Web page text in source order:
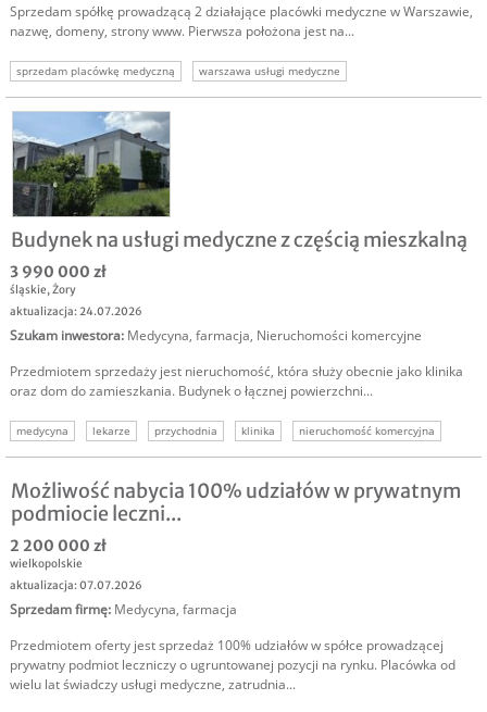
Sprzedam spółkę prowadzącą 2 działające placówki medyczne w Warszawie,
nazwę, domeny, strony www. Pierwsza położona jest na...
sprzedam placówkę medyczną
warszawa usługi medyczne
sprzedam biznes medycyna
sprzedam firmę usługi
sprzedam biznes warszawa
Budynek na usługi medyczne z częścią mieszkalną
3 990 000 zł
śląskie,Żory
aktualizacja: 24.07.2026
Szukam inwestora: Medycyna, farmacja, Nieruchomości komercyjne
Przedmiotem sprzedaży jest nieruchomość, która służy obecnie jako klinika
oraz dom do zamieszkania. Budynek o łącznej powierzchni...
medycyna lekarze przychodnia klinika
nieruchomość komercyjna
usługi medyczne
nieruchomość usługi medyczne
Możliwość nabycia 100% udziałów w prywatnym
podmiocie leczni...
2 200 000 zł
wielkopolskie
aktualizacja: 07.07.2026
Sprzedam firmę: Medycyna, farmacja
Przedmiotem oferty jest sprzedaż 100% udziałów w spółce prowadzącej
prywatny podmiot leczniczy o ugruntowanej pozycji na rynku. Placówka od
wielu lat świadczy usługi medyczne, zatrudnia...